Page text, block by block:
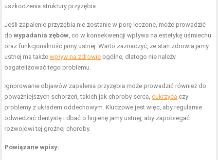
uszkodzenia struktury przyzębia.
Jeśli zapalenie przyzębia nie zostanie w porę leczone, może prowadzić
dowypadania zębów, co w konsekwencji wpływa na estetykę uśmiechu
oraz funkcjonalność jamy ustnej. Warto zaznaczyć, że stan zdrowia jamy
ustnej ma takżewpływ na zdrowie ogólne, dlatego nie należy
bagatelizować tego problemu.
Ignorowanie objawów zapalenia przyzębia może prowadzić również do
poważniejszych schorzeń, takich jak choroby serca,cukrzyca czy
problemy z układem oddechowym. Kluczowe jest więc, aby regularnie
odwiedzać dentystę i dbać o higienę jamy ustnej, aby zapobiegać
rozwojowi tej groźnej choroby.
Powiązane wpisy: